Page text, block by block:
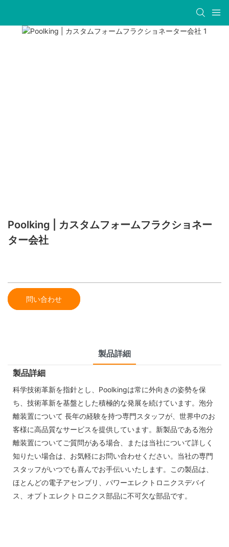
Poolking | カスタムフォームフラクショネー
ター会社
問い合わせ
製品詳細
製品詳細
科学技術革新を指針とし、Poolkingは常に外向きの姿勢を保
ち、技術革新を基盤とした積極的な発展を続けています。泡分
離装置について 長年の経験を持つ専門スタッフが、世界中のお
客様に高品質なサービスを提供しています。新製品である泡分
離装置についてご質問がある場合、または当社について詳しく
知りたい場合は、お気軽にお問い合わせください。当社の専門
スタッフがいつでも喜んでお手伝いいたします。この製品は、
ほとんどの電子アセンブリ、パワーエレクトロニクスデバイ
ス、オプトエレクトロニクス部品に不可欠な部品です。